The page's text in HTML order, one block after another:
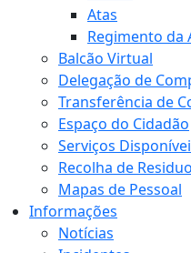
Atas
Regimento da
Balcão Virtual
Delegação de
Transferência de
Espaço do Cidadão
Serviços
Recolha de
Mapas de Pessoal
Informações
Notícias